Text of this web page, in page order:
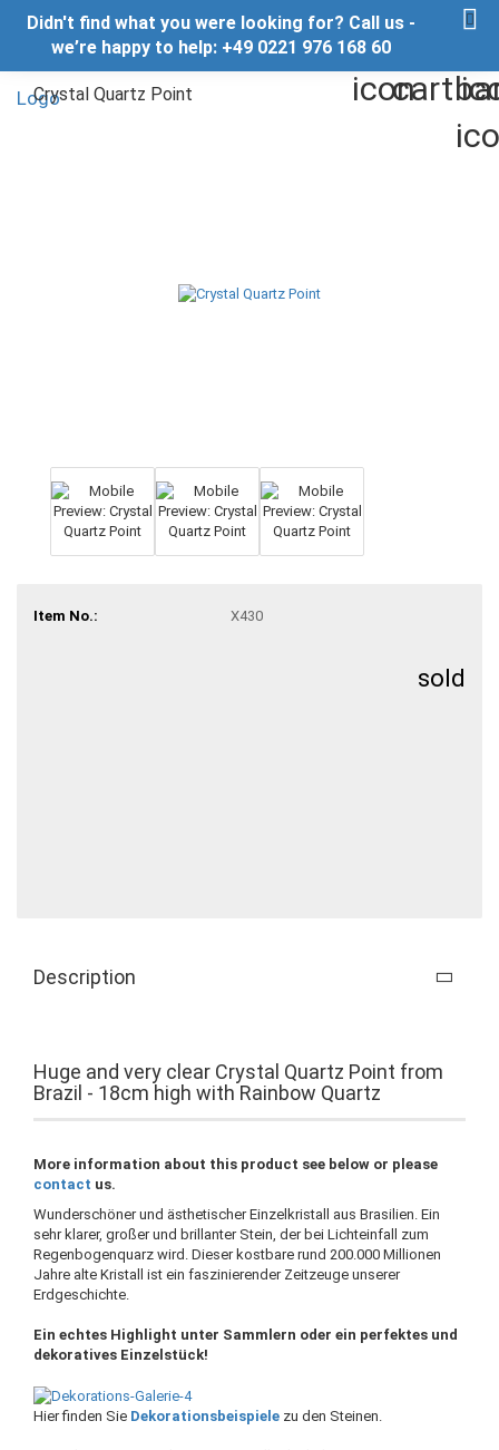
Didn't find what you were looking for? Call us -
we’re happy to help: +49 0221 976 168 60
Crystal Quartz Point
Item No.: X430
sold
Description
Huge and very clear Crystal Quartz Point from
Brazil - 18cm high with Rainbow Quartz
More information about this product see below or please
contact us.
Wunderschöner und ästhetischer Einzelkristall aus Brasilien. Ein
sehr klarer, großer und brillanter Stein, der bei Lichteinfall zum
Regenbogenquarz wird. Dieser kostbare rund 200.000 Millionen
Jahre alte Kristall ist ein faszinierender Zeitzeuge unserer
Erdgeschichte.
Ein echtes Highlight unter Sammlern oder ein perfektes und
dekoratives Einzelstück!
Hier finden Sie Dekorationsbeispiele zu den Steinen.